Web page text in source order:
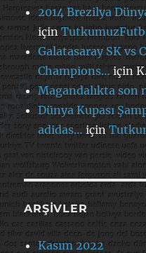
2014 Brezilya
için
Galatasaray SK vs
Champions…için
Magandalıkta son
Dünya Kupası
adidas…için
ARŞIVLER
Kasım 2022